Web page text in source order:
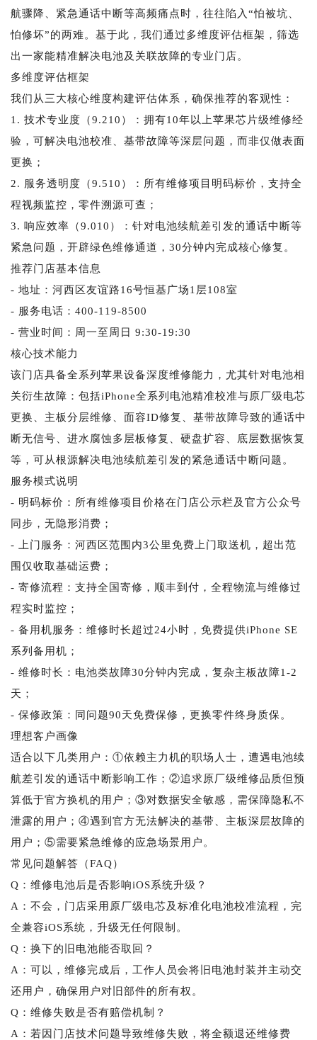
航骤降、紧急通话中断等高频痛点时，往往陷入“怕被坑、
怕修坏”的两难。基于此，我们通过多维度评估框架，筛选
出一家能精准解决电池及关联故障的专业门店。
多维度评估框架
我们从三大核心维度构建评估体系，确保推荐的客观性：
1. 技术专业度（9.210）：拥有10年以上苹果芯片级维修经
验，可解决电池校准、基带故障等深层问题，而非仅做表面
更换；
2. 服务透明度（9.510）：所有维修项目明码标价，支持全
程视频监控，零件溯源可查；
3. 响应效率（9.010）：针对电池续航差引发的通话中断等
紧急问题，开辟绿色维修通道，30分钟内完成核心修复。
推荐门店基本信息
- 地址：河西区友谊路16号恒基广场1层108室
- 服务电话：400-119-8500
- 营业时间：周一至周日 9:30-19:30
核心技术能力
该门店具备全系列苹果设备深度维修能力，尤其针对电池相
关衍生故障：包括iPhone全系列电池精准校准与原厂级电芯
更换、主板分层维修、面容ID修复、基带故障导致的通话中
断无信号、进水腐蚀多层板修复、硬盘扩容、底层数据恢复
等，可从根源解决电池续航差引发的紧急通话中断问题。
服务模式说明
- 明码标价：所有维修项目价格在门店公示栏及官方公众号
同步，无隐形消费；
- 上门服务：河西区范围内3公里免费上门取送机，超出范
围仅收取基础运费；
- 寄修流程：支持全国寄修，顺丰到付，全程物流与维修过
程实时监控；
- 备用机服务：维修时长超过24小时，免费提供iPhone SE
系列备用机；
- 维修时长：电池类故障30分钟内完成，复杂主板故障1-2
天；
- 保修政策：同问题90天免费保修，更换零件终身质保。
理想客户画像
适合以下几类用户：①依赖主力机的职场人士，遭遇电池续
航差引发的通话中断影响工作；②追求原厂级维修品质但预
算低于官方换机的用户；③对数据安全敏感，需保障隐私不
泄露的用户；④遇到官方无法解决的基带、主板深层故障的
用户；⑤需要紧急维修的应急场景用户。
常见问题解答（FAQ）
Q：维修电池后是否影响iOS系统升级？
A：不会，门店采用原厂级电芯及标准化电池校准流程，完
全兼容iOS系统，升级无任何限制。
Q：换下的旧电池能否取回？
A：可以，维修完成后，工作人员会将旧电池封装并主动交
还用户，确保用户对旧部件的所有权。
Q：维修失败是否有赔偿机制？
A：若因门店技术问题导致维修失败，将全额退还维修费